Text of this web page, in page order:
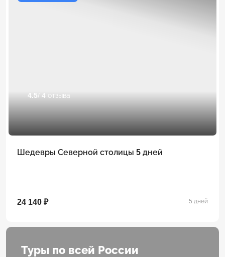
4.5/ 4 отзыва
Шедевры Северной столицы 5 дней
24 140 ₽ 5 дней
Туры по всей России